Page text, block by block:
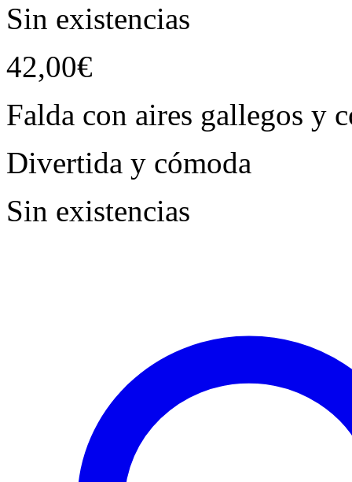
Sin existencias
42,00€
Falda con aires gallegos y
Divertida y cómoda
Sin existencias